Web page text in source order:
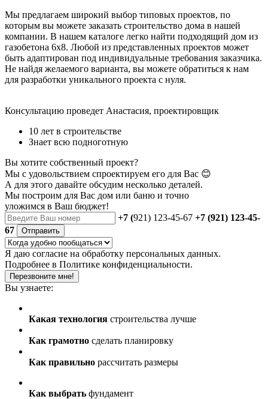
Мы предлагаем широкий выбор типовых проектов, по
которым вы можете заказать строительство дома в нашей
компании. В нашем каталоге легко найти подходящий дом из
газобетона 6х8. Любой из представленных проектов может
быть адаптирован под индивидуальные требования заказчика.
Не найдя желаемого варианта, вы можете обратиться к нам
для разработки уникального проекта с нуля.
Консультацию проведет Анастасия, проектировщик
10 лет в строительстве
Знает всю подноготную
Вы хотите собственный проект?
Мы с удовольствием спроектируем его для Вас 😊
А для этого давайте обсудим несколько деталей.
Мы построим для Вас дом или баню и точно
уложимся в Ваш бюджет!
+7 (921) 123-45-67 +7 (921) 123-45-
67
Отправить
Я даю согласие на обработку персональных данных.
Подробнее в Политике конфиденциальности.
Перезвоните мне!
Вы узнаете:
Какая технология строительства лучше
Как грамотно сделать планировку
Как правильно рассчитать размеры
Как выбрать фундамент